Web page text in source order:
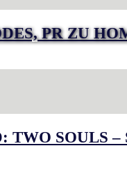
PR ZU
TWO SOULS –